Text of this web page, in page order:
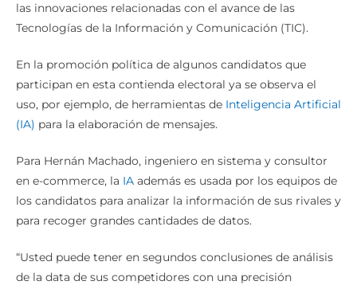
las innovaciones relacionadas con el avance de las
Tecnologías de la Información y Comunicación (TIC).
En la promoción política de algunos candidatos que
participan en esta contienda electoral ya se observa el
uso, por ejemplo, de herramientas de Inteligencia Artificial
(IA) para la elaboración de mensajes.
Para Hernán Machado, ingeniero en sistema y consultor
en e-commerce, la IA además es usada por los equipos de
los candidatos para analizar la información de sus rivales y
para recoger grandes cantidades de datos.
“Usted puede tener en segundos conclusiones de análisis
de la data de sus competidores con una precisión